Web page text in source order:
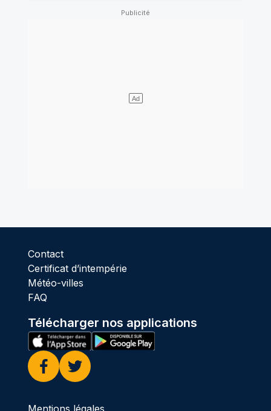
Contact
Certificat d’intempérie
Météo-villes
FAQ
Télécharger nos applications
Facebook
Twitter
Mentions légales